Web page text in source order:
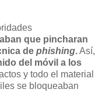
que pincharan
de phishing.Así,
del móvil a los
y todo el material
se bloqueaban